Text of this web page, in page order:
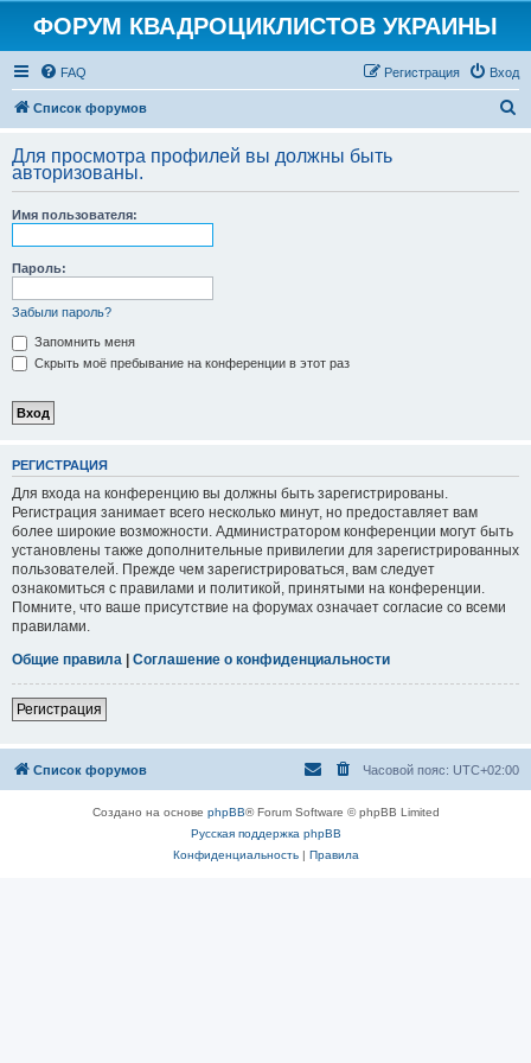
ФОРУМ КВАДРОЦИКЛИСТОВ УКРАИНЫ
FAQ Вход
Регистрация
Список форумов
с
Для просмотра профилей вы должны быть
авторизованы.
Имя пользователя:
Пароль:
Забыли пароль?
Запомнить меня
Скрыть моё пребывание на конференции в этот раз
РЕГИСТРАЦИЯ
Для входа на конференцию вы должны быть зарегистрированы.
Регистрация занимает всего несколько минут, но предоставляет вам
более широкие возможности. Администратором конференции могут быть
установлены также дополнительные привилегии для зарегистрированных
пользователей. Прежде чем зарегистрироваться, вам следует
ознакомиться с правилами и политикой, принятыми на конференции.
Помните, что ваше присутствие на форумах означает согласие со всеми
правилами.
Общие правила | Соглашение о конфиденциальности
Регистрация
Список форумов Часовой пояс: UTC+02:00
Создано на основе phpBB® Forum Software © phpBB Limited
Русская поддержка phpBB
Конфиденциальность| Правила